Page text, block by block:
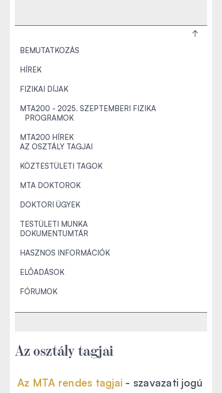
BEMUTATKOZÁS
HÍREK
FIZIKAI DÍJAK
MTA200 - 2025. SZEPTEMBERI FIZIKA
PROGRAMOK
MTA200 HÍREK
AZ OSZTÁLY TAGJAI
KÖZTESTÜLETI TAGOK
MTA DOKTOROK
DOKTORI ÜGYEK
TESTÜLETI MUNKA
DOKUMENTUMTÁR
HASZNOS INFORMÁCIÓK
ELŐADÁSOK
FÓRUMOK
Az osztály tagjai
Az MTA rendes tagjai - szavazati jogú